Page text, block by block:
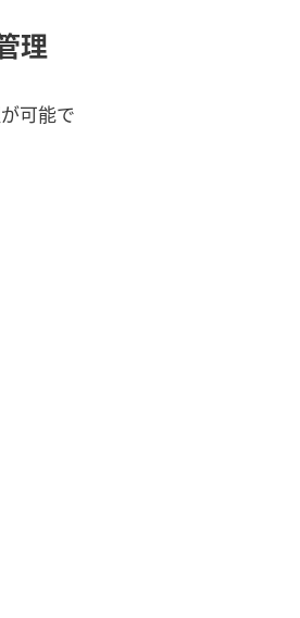
理
可能で